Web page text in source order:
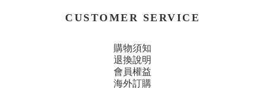
CUSTOMER SERVICE
購物須知
退換說明
會員權益
海外訂購